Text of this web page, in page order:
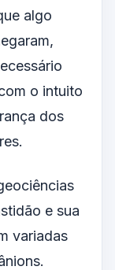
algo
o intuito
dos
e sua
variadas